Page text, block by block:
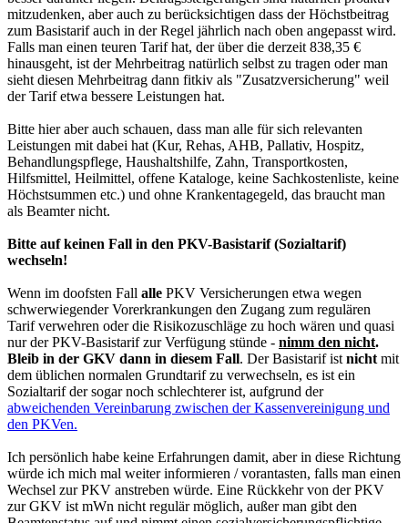
mitzudenken, aber auch zu berücksichtigen dass der Höchstbeitrag
zum Basistarif auch in der Regel jährlich nach oben angepasst wird.
Falls man einen teuren Tarif hat, der über die derzeit 838,35 €
hinausgeht, ist der Mehrbeitrag natürlich selbst zu tragen oder man
sieht diesen Mehrbeitrag dann fitkiv als "Zusatzversicherung" weil
der Tarif etwa bessere Leistungen hat.
Bitte hier aber auch schauen, dass man alle für sich relevanten
Leistungen mit dabei hat (Kur, Rehas, AHB, Pallativ, Hospitz,
Behandlungspflege, Haushaltshilfe, Zahn, Transportkosten,
Hilfsmittel, Heilmittel, offene Kataloge, keine Sachkostenliste, keine
Höchstsummen etc.) und ohne Krankentagegeld, das braucht man
als Beamter nicht.
Bitte auf keinen Fall in den PKV-Basistarif (Sozialtarif)
wechseln!
Wenn im doofsten Fall alle PKV Versicherungen etwa wegen
schwerwiegender Vorerkrankungen den Zugang zum regulären
Tarif verwehren oder die Risikozuschläge zu hoch wären und quasi
nur der PKV-Basistarif zur Verfügung stünde - nimm den nicht.
Bleib in der GKV dann in diesem Fall. Der Basistarif ist nicht mit
dem üblichen normalen Grundtarif zu verwechseln, es ist ein
Sozialtarif der sogar noch schlechterer ist, aufgrund der
abweichenden Vereinbarung zwischen der Kassenvereinigung und
den PKVen.
Ich persönlich habe keine Erfahrungen damit, aber in diese Richtung
würde ich mich mal weiter informieren / vorantasten, falls man einen
Wechsel zur PKV anstreben würde. Eine Rückkehr von der PKV
zur GKV ist mWn nicht regulär möglich, außer man gibt den